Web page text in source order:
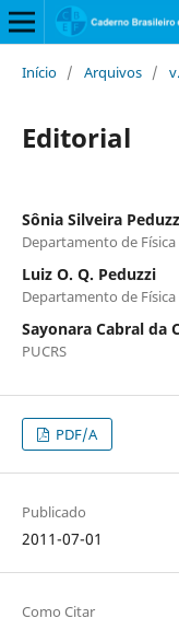
Início / Arquivos /
Editorial
Sônia Silveira
Departamento de Física
Luiz O. Q. Peduzzi
Departamento de Física
Sayonara Cabral da
PUCRS
PDF/A
Publicado
2011-07-01
Como Citar